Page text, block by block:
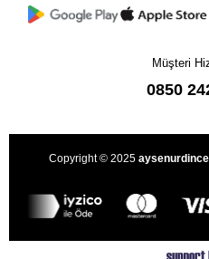
Müşteri
0850
Copyright © 2025